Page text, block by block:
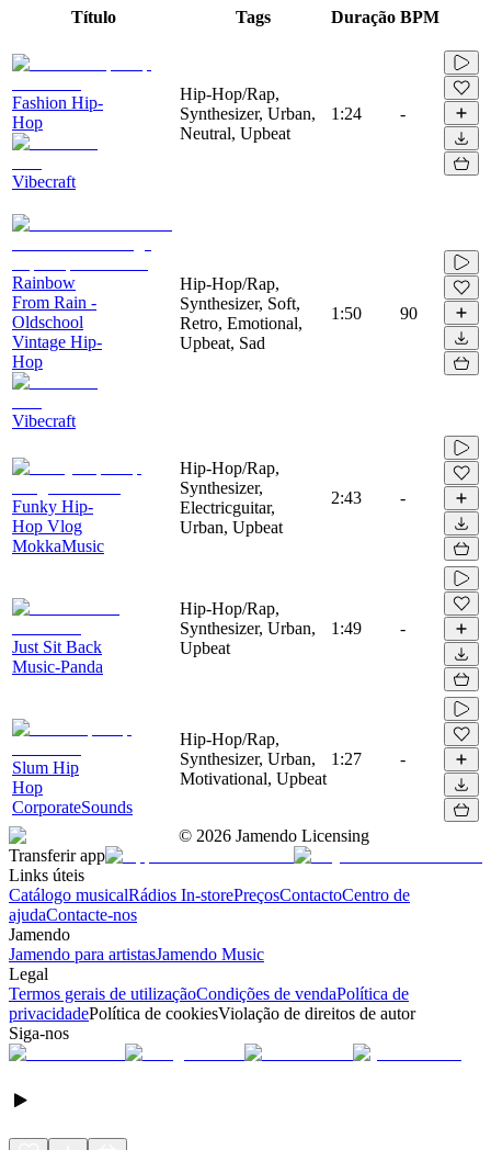
Título Tags Duração BPM
Fashion Hip-
Hop
Vibecraft
Hip-Hop/Rap,
Synthesizer, Urban,
Neutral, Upbeat
1:24 -
Rainbow
From Rain -
Oldschool
Vintage Hip-
Hop
Vibecraft
Hip-Hop/Rap,
Synthesizer, Soft,
Retro, Emotional,
Upbeat, Sad
1:50 90
Funky Hip-
Hop Vlog
MokkaMusic
Hip-Hop/Rap,
Synthesizer,
Electricguitar,
Urban, Upbeat
2:43 -
Just Sit Back
Music-Panda
Hip-Hop/Rap,
Synthesizer, Urban,
Upbeat
1:49 -
Slum Hip
Hop
CorporateSounds
Hip-Hop/Rap,
Synthesizer, Urban,
Motivational, Upbeat
1:27 -
© 2026 Jamendo Licensing
Transferir app
Links úteis
Catálogo musicalRádios In-storePreçosContactoCentro de
ajudaContacte-nos
Jamendo
Jamendo para artistasJamendo Music
Legal
Termos gerais de utilizaçãoCondições de vendaPolítica de
privacidadePolítica de cookiesViolação de direitos de autor
Siga-nos